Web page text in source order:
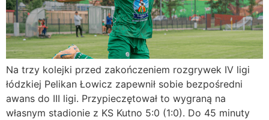
Na trzy kolejki przed zakończeniem rozgrywek IV ligi
łódzkiej Pelikan Łowicz zapewnił sobie bezpośredni
awans do III ligi. Przypieczętował to wygraną na
własnym stadionie z KS Kutno 5:0 (1:0). Do 45 minuty